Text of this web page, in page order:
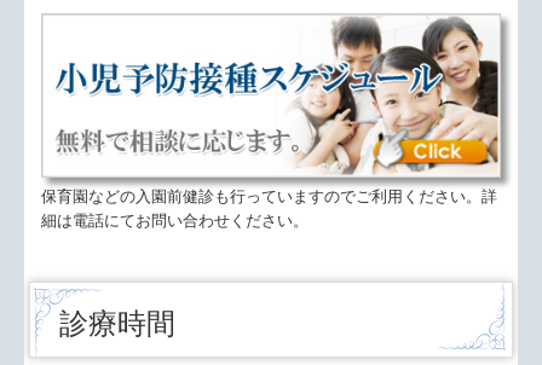
保育園などの入園前健診も行っていますのでご利用ください。詳
細は電話にてお問い合わせください。
診療時間